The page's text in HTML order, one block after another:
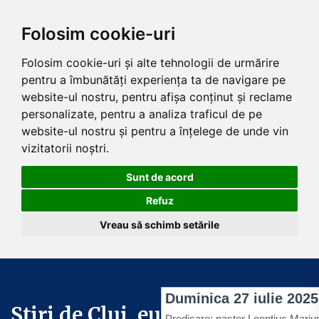
Folosim cookie-uri
Folosim cookie-uri și alte tehnologii de urmărire
pentru a îmbunătăți experiența ta de navigare pe
website-ul nostru, pentru afișa conținut și reclame
personalizate, pentru a analiza traficul de pe
website-ul nostru și pentru a înțelege de unde vin
vizitatorii noștri.
Sunt de acord
Refuz
Vreau să schimb setările